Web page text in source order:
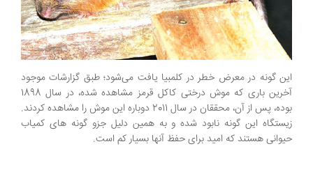
این گونه در معرض خطر در کلمبیا یافت می‌شود؛ طبق گزارشات موجود
آخرین باری که موش درختی کاکل قرمز مشاهده شده، در سال 1898
بوده، پس از آن، محققان در سال 2011 دوباره این موش را مشاهده کردند.
زیستگاه این گونه نابود شده و به همین دلیل جزو گونه های کمیاب
حیوانی هستند که امید برای حفظ آنها بسیار کم است.